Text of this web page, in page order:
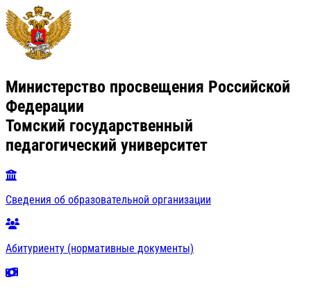
Министерство просвещения Российской
Федерации
Томский государственный
педагогический университет
Сведения об образовательной организации
Абитуриенту (нормативные документы)